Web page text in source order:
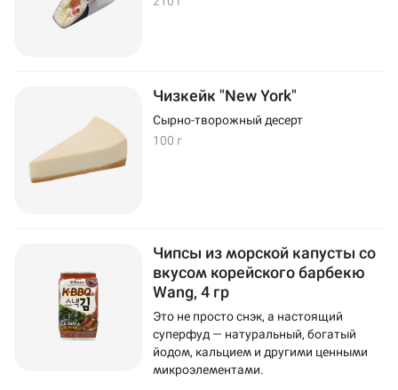
Чизкейк "New York"
Сырно-творожный десерт
100 г
Чипсы из морской капусты со
вкусом корейского барбекю
Wang, 4 гр
Это не просто снэк, а настоящий
суперфуд — натуральный, богатый
йодом, кальцием и другими ценными
микроэлементами.